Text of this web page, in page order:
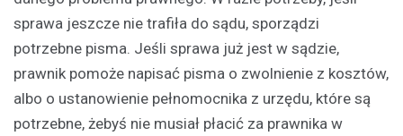
sprawa jeszcze nie trafiła do sądu, sporządzi
potrzebne pisma. Jeśli sprawa już jest w sądzie,
prawnik pomoże napisać pisma o zwolnienie z kosztów,
albo o ustanowienie pełnomocnika z urzędu, które są
potrzebne, żebyś nie musiał płacić za prawnika w